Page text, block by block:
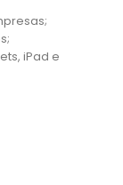
iPad e